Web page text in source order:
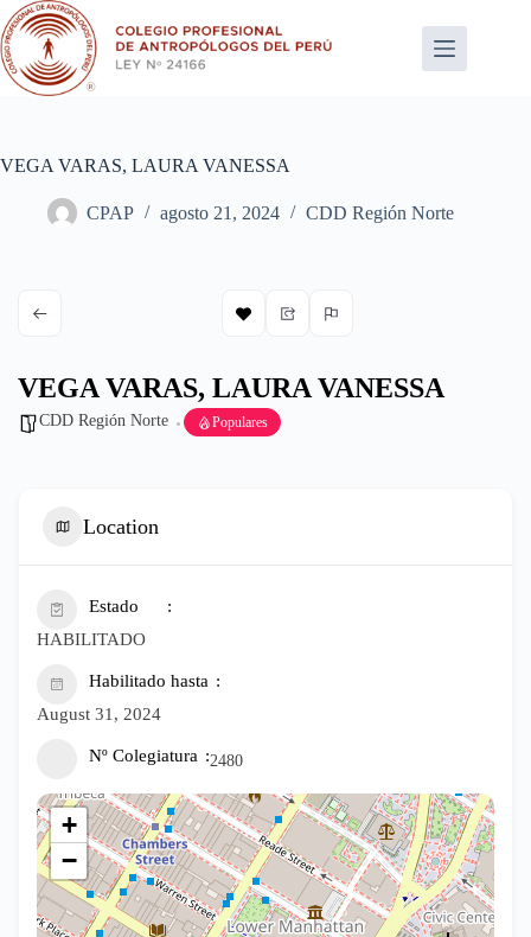
Saltar
al
contenido
VEGA VARAS, LAURA VANESSA
CPAP agosto 21, 2024 CDD Región Norte
VEGA VARAS, LAURA VANESSA
CDD Región Norte Populares
Location
Estado
HABILITADO
Habilitado hasta
August 31, 2024
Nº Colegiatura 2480
+
−